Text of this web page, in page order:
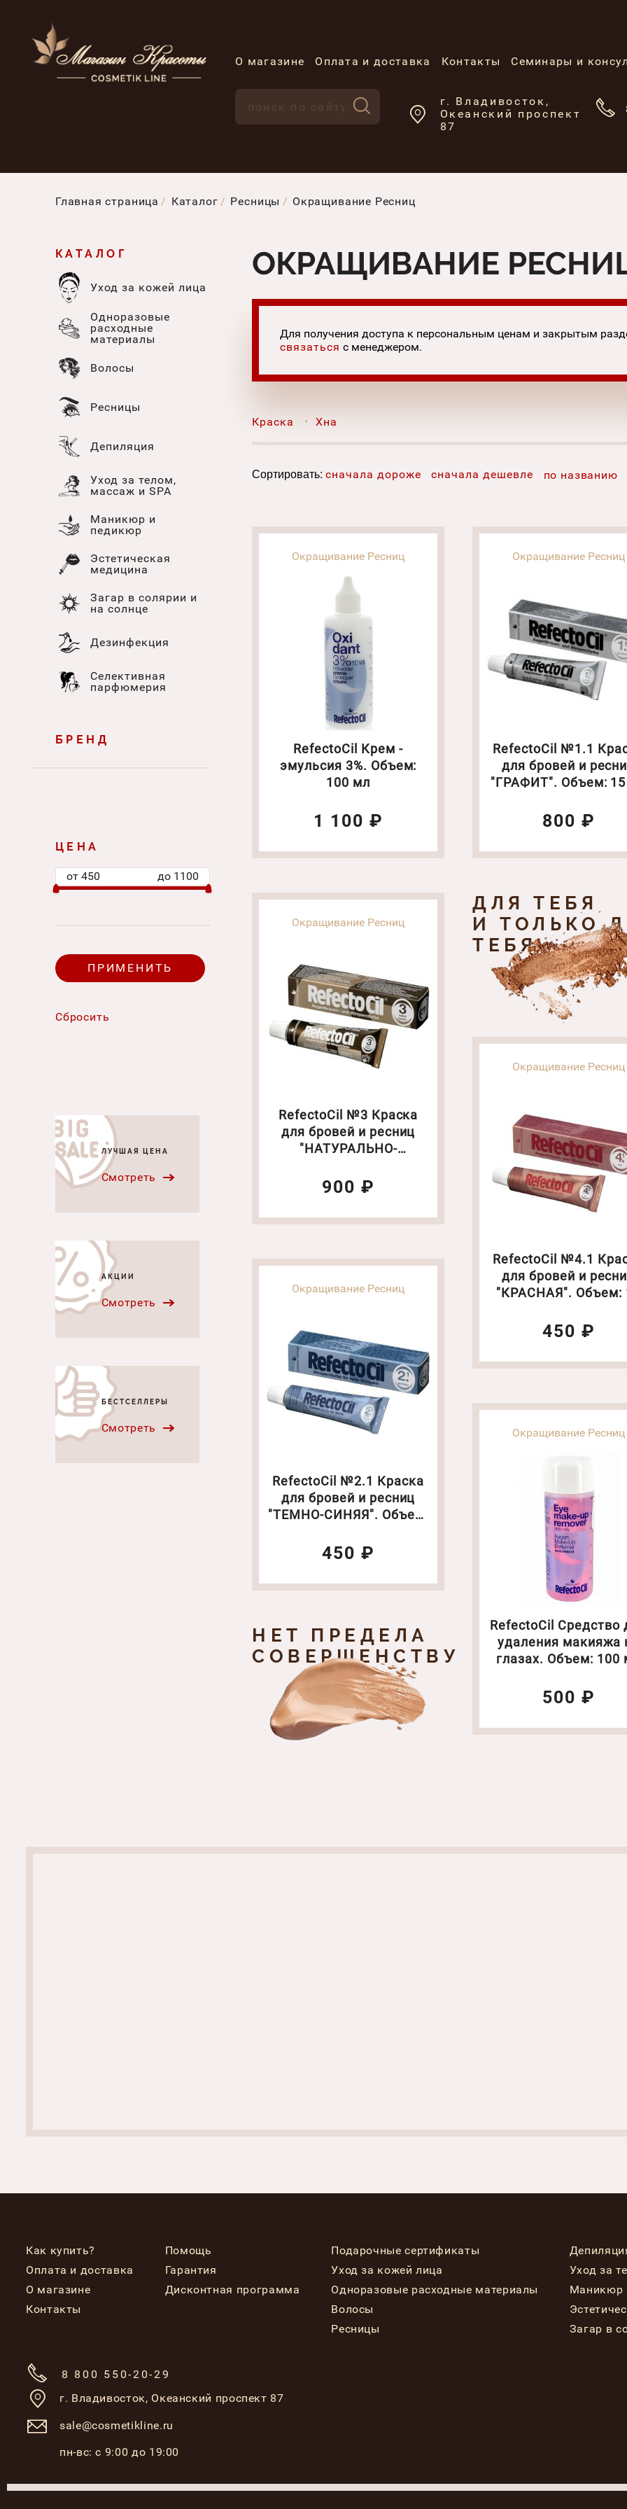
О магазине Оплата и доставка Контакты Семинары и
г. Владивосток,
Океанский проспект
87
Главная страница Каталог Ресницы Окращивание Ресниц
КАТАЛОГ
Уход за кожей лица
Одноразовые
расходные
материалы
Волосы
Ресницы
Депиляция
Уход за телом,
массаж и SPA
Маникюр и
педикюр
Эстетическая
медицина
Загар в солярии и
на солнце
Дезинфекция
Селективная
парфюмерия
БРЕНД
ЦЕНА
от 450 до 1100
ЛУЧШАЯ ЦЕНА
Смотреть
АКЦИИ
Смотреть
БЕСТСЕЛЛЕРЫ
Смотреть
ОКРАЩИВАНИЕ
Для получения доступа к персональным ценам и закрытым
связаться с менеджером.
Краска Хна
Сортировать: сначала дороже сначала дешевле по названию
Окращивание Ресниц
RefectoCil Крем -
эмульсия 3%. Объем:
100 мл
1 100 ₽
Окращивание Ресниц
RefectoCil №3 Краска
для бровей и ресниц
"НАТУРАЛЬНО-
15 мл
900 ₽
Окращивание Ресниц
RefectoCil №2.1 Краска
для бровей и ресниц
"ТЕМНО-СИНЯЯ". Объем:
450 ₽
НЕТ ПРЕДЕЛА
СОВЕРШЕНСТВУ
Окращивание Ресниц
RefectoCil №1.1
для бровей и
"ГРАФИТ". Объем:
800 ₽
ДЛЯ ТЕБЯ
И ТОЛЬКО
ТЕБЯ
Окращивание Ресниц
RefectoCil №4.1
для бровей и
"КРАСНАЯ". Объем:
450 ₽
Окращивание Ресниц
RefectoCil Средство
удаления макияжа
глазах. Объем: 100
500 ₽
Как купить?
Оплата и доставка
О магазине
Контакты
Помощь
Гарантия
Дисконтная программа
Подарочные сертификаты
Уход за кожей лица
Одноразовые расходные материалы
Волосы
Ресницы
Уход за
Маникюр
Загар в
8 800 550-20-29
г. Владивосток, Океанский проспект 87
sale@cosmetikline.ru
пн-вс: с 9:00 до 19:00